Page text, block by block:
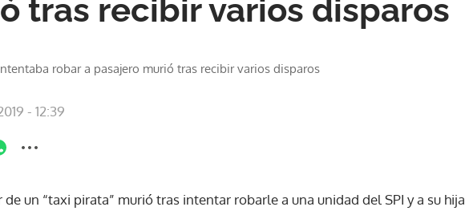
tras recibir varios disparos
robar a pasajero murió tras recibir varios disparos
- 12:39
de un “taxi pirata” murió tras intentar robarle a una unidad del SPI y a su hija.